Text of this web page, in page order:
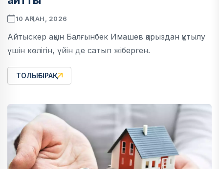
10 АҚПАН, 2026
Айтыскер ақын Балғынбек Имашев қарыздан құтылу
үшін көлігін, үйін де сатып жіберген.
ТОЛЫҒЫРАҚ